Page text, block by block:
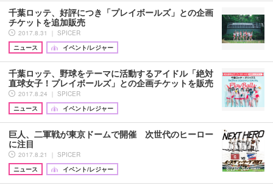
千葉ロッテ、好評につき「プレイボールズ」との企画
チケットを追加販売
2017.8.31 ｜ SPICER
ニュース
イベント/レジャー
千葉ロッテ、野球をテーマに活動するアイドル「絶対
直球女子！プレイボールズ」との企画チケットを販売
2017.8.24 ｜ SPICER
ニュース
イベント/レジャー
巨人、二軍戦が東京ドームで開催 次世代のヒーロー
に注目
2017.8.21 ｜ SPICER
ニュース
イベント/レジャー